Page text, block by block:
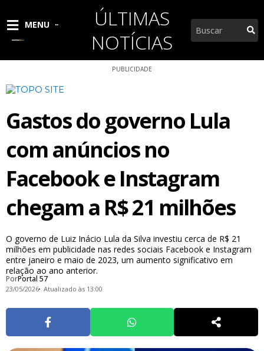
MENU
ÚLTIMAS
NOTÍCIAS
Pesquisar
PUBLICIDADE
Gastos do governo Lula
com anúncios no
Facebook e Instagram
chegam a R$ 21 milhões
O governo de Luiz Inácio Lula da Silva investiu cerca de R$ 21
milhões em publicidade nas redes sociais Facebook e Instagram
entre janeiro e maio de 2023, um aumento significativo em
relação ao ano anterior.
PorPortal 57
23/05/2026 Atualizado às 13:00